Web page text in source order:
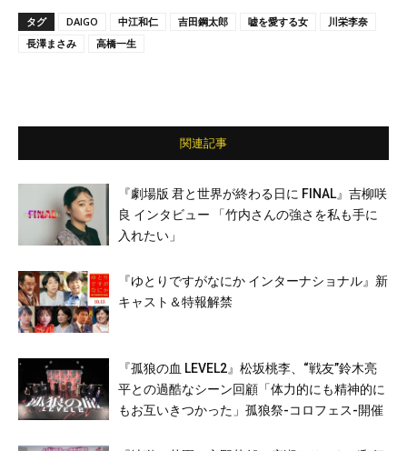
タグ DAIGO 中江和仁 吉田鋼太郎 嘘を愛する女
川栄李奈
長澤まさみ
高橋一生
関連記事
『劇場版 君と世界が終わる日に FINAL』吉柳咲
良 インタビュー 「竹内さんの強さを私も手に
入れたい」
『ゆとりですがなにか インターナショナル』新
キャスト＆特報解禁
『孤狼の血 LEVEL2』松坂桃李、“戦友”鈴木亮
平との過酷なシーン回顧「体力的にも精神的に
もお互いきつかった」孤狼祭-コロフェス-開催